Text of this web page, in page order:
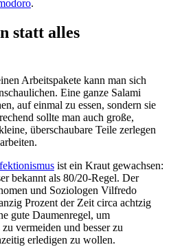
.
statt alles
Arbeitspakete kann man sich
Eine ganze Salami
auf einmal zu essen, sondern sie
sollte man auch große,
überschaubare Teile zerlegen
ist ein Kraut gewachsen:
bekannt als 80/20-Regel. Der
und Soziologen Vilfredo
Prozent der Zeit circa achtzig
gute Daumenregel, um
vermeiden und besser zu
erledigen zu wollen.